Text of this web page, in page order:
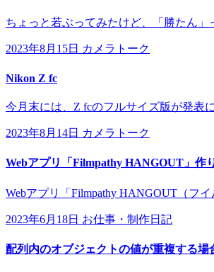
ちょっと若ぶってみたけど、「勝たん
2023年8月15日 カメラトーク
Nikon Z fc
今月末には、Z fcのフルサイズ版が発表
2023年8月14日 カメラトーク
Webアプリ「Filmpathy HANGOUT」作
Webアプリ「Filmpathy HANGOUT（フ
2023年6月18日 お仕事・制作日記
配列内のオブジェクトの値が重複する場